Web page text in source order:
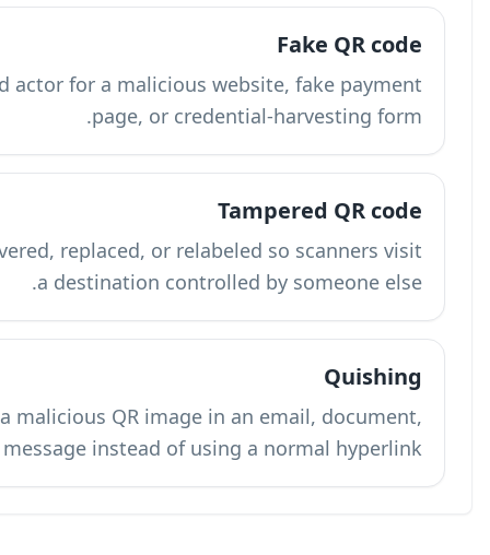
A code intentionally generated by a bad
A real code that has been physically covered,
A QR code phishing attack that places a
or